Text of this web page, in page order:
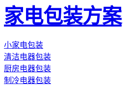
家电包装方案
小家电包装
清洁电器包装
厨房电器包装
制冷电器包装